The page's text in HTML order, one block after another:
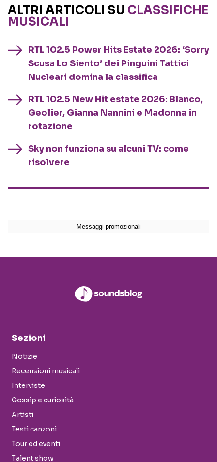
ALTRI ARTICOLI SU CLASSIFICHE
MUSICALI
RTL 102.5 Power Hits Estate 2026: ‘Sorry
Scusa Lo Siento’ dei Pinguini Tattici
Nucleari domina la classifica
RTL 102.5 New Hit estate 2026: Blanco,
Geolier, Gianna Nannini e Madonna in
rotazione
Sky non funziona su alcuni TV: come
risolvere
Sezioni
Notizie
Recensioni musicali
Interviste
Gossip e curiosità
Artisti
Testi canzoni
Tour ed eventi
Talent show